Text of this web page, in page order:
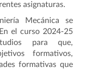
asignaturas.
Mecánica se
el curso 2024-25
para que,
formativos,
formativas que